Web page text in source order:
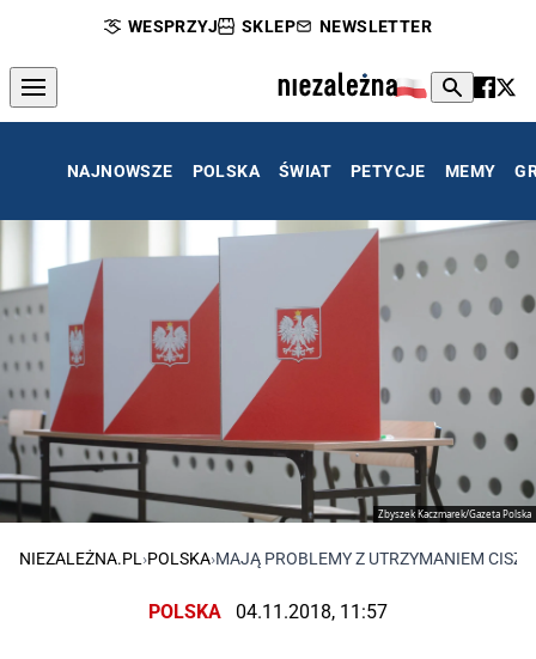
WESPRZYJ SKLEP NEWSLETTER
NAJNOWSZE POLSKA ŚWIAT PETYCJE MEMY
Zbyszek Kaczmarek/Gazeta Polska
NIEZALEŻNA.PL›POLSKA›MAJĄ PROBLEMY Z UTRZYMANIEM
POLSKA 04.11.2018, 11:57